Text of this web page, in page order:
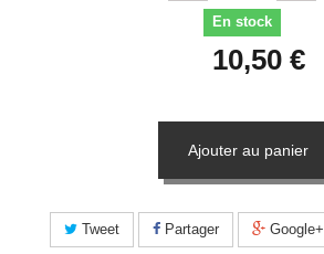
En stock
10,50 €
Ajouter au panier
Tweet Partager Google+